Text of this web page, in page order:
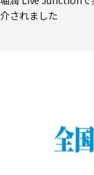
介されました